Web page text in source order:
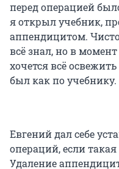
перед операцией
я открыл учебник,
аппендицитом.
всё знал, но в
хочется всё
был как по учебнику.
Евгений дал себе
операций, если
Удаление